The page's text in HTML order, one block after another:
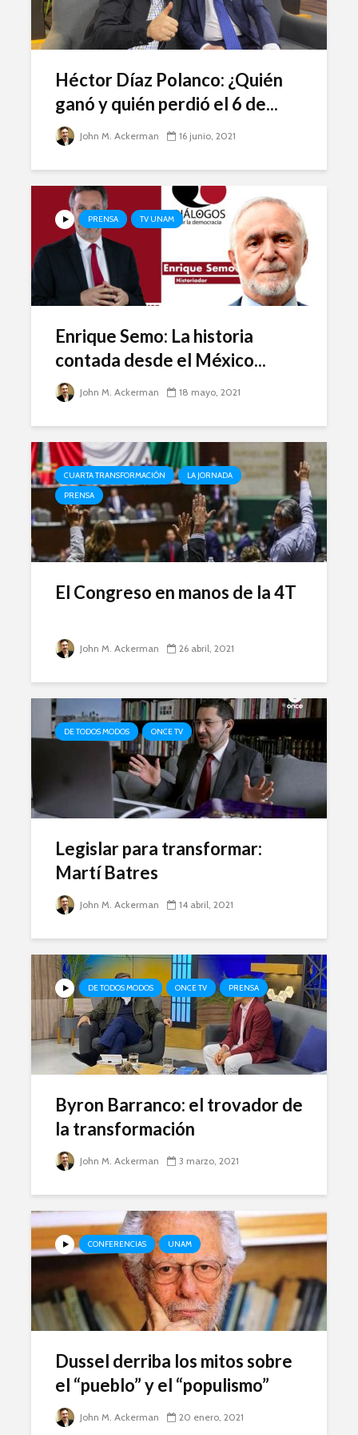
Héctor Díaz Polanco: ¿Quién
ganó y quién perdió el 6 de...
John M. Ackerman 16 junio, 2021
PRENSA TV UNAM
Enrique Semo: La historia
contada desde el México...
John M. Ackerman 18 mayo, 2021
CUARTA TRANSFORMACIÓN
LA JORNADA
PRENSA
El Congreso en manos de la 4T
John M. Ackerman 26 abril, 2021
DE TODOS MODOS ONCE TV
Legislar para transformar:
Martí Batres
John M. Ackerman 14 abril, 2021
DE TODOS MODOS ONCE TV PRENSA
Byron Barranco: el trovador de
la transformación
John M. Ackerman 3 marzo, 2021
CONFERENCIAS UNAM
Dussel derriba los mitos sobre
el “pueblo” y el “populismo”
John M. Ackerman 20 enero, 2021